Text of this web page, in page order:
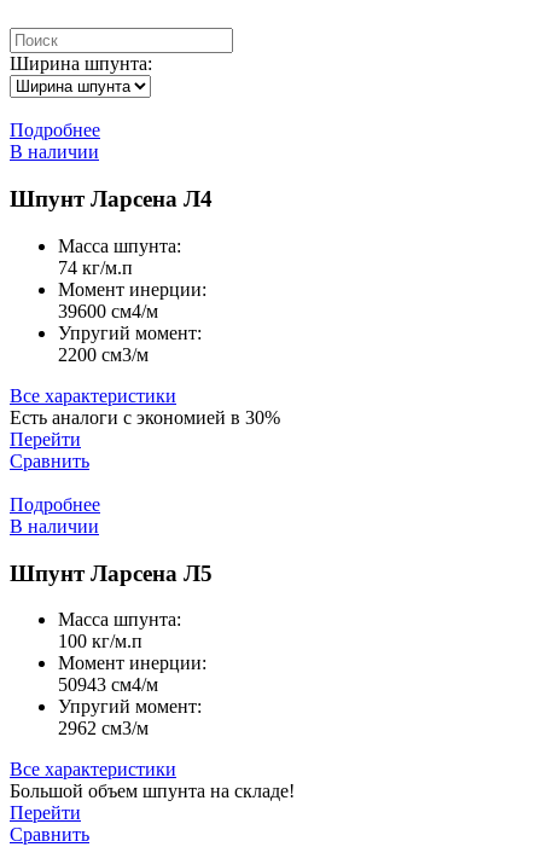
Ширина шпунта:
Подробнее
В наличии
Шпунт Ларсена Л4
Масса шпунта:
74 кг/м.п
Момент инерции:
39600 cм4/м
Упругий момент:
2200 cм3/м
Все характеристики
Есть аналоги с экономией в 30%
Перейти
Сравнить
Подробнее
В наличии
Шпунт Ларсена Л5
Масса шпунта:
100 кг/м.п
Момент инерции:
50943 cм4/м
Упругий момент:
2962 cм3/м
Все характеристики
Большой объем шпунта на складе!
Перейти
Сравнить